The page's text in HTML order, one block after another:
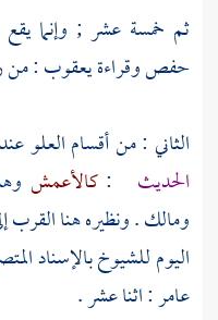
ثم خمسة عشر ; وإنما
حفصوقراءةيعقوب: من
الثاني : من أقسام العلو
الحديث
:كالأعمش
ومالك. ونظيره هنا القرب
اليوم للشيوخ بالإسناد
عامر: اثنا عشر .